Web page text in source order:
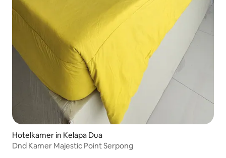
Hotelkamer in Kelapa Dua
Dnd Kamer Majestic Point Serpong